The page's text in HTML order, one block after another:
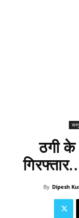
ठगी के
By Dipesh